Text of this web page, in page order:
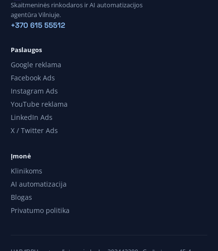
Skaitmeninės rinkodaros ir AI automatizacijos
agentūra Vilniuje.
+370 615 55512
Paslaugos
Google reklama
Facebook Ads
Instagram Ads
YouTube reklama
LinkedIn Ads
X / Twitter Ads
Įmonė
Klinikoms
AI automatizacija
Blogas
Privatumo politika